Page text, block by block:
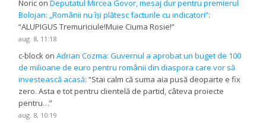
Noric onDeputatul Mircea Govor, mesaj dur pentru premierul
Bolojan: „Românii nu își plătesc facturile cu indicatori”:
“ALUPIGUS Tremuriciule!Muie Ciuma Rosie!”
aug. 8, 11:18
c-block onAdrian Cozma: Guvernul a aprobat un buget de 100
de milioane de euro pentru românii din diaspora care vor să
investească acasă: “Stai calm că suma aia pusă deoparte e fix
zero. Asta e tot pentru clientelă de partid, câteva proiecte
pentru…”
aug. 8, 10:19